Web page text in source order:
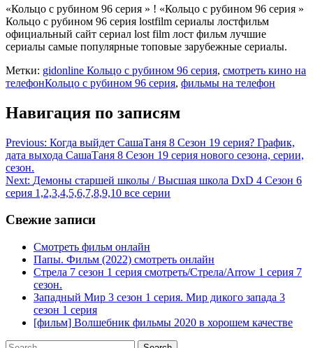
«Кольцо с рубином 96 серия » ! «Кольцо с рубином 96 серия »
Кольцо с рубином 96 серия lostfilm сериалы лостфильм
официальный сайт сериал lost film лост фильм лучшие
сериалы самые популярные топовые зарубежные сериалы.
Метки: gidonline Кольцо с рубином 96 серия, смотреть кино на
телефонКольцо с рубином 96 серия, фильмы на телефон
Навигация по записям
Previous: Когда выйдет СашаТаня 8 Сезон 19 серия? График,
дата выхода СашаТаня 8 Сезон 19 серия нового сезона, серии,
сезон.
Next: Демоны старшей школы / Высшая школа DxD 4 Сезон 6
серия 1,2,3,4,5,6,7,8,9,10 все серии
Свежие записи
Смотреть фильм онлайн
Папы. Фильм (2022) смотреть онлайн
Стрела 7 сезон 1 серия смотреть/Стрела/Arrow 1 серия 7
сезон.
Западный Мир 3 сезон 1 серия. Мир дикого запада 3
сезон 1 серия
[фильм] Волшебник фильмы 2020 в хорошем качестве